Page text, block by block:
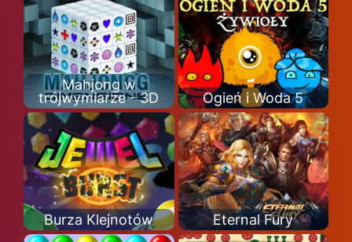
Mahjong w
trójwymiarze - 3D
Ogień i Woda 5
Burza Klejnotów Eternal Fury